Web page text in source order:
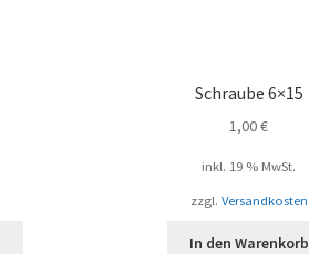
Schraube 6×15
1,00€
inkl. 19 % MwSt.
zzgl. Versandkosten
In den Warenkorb